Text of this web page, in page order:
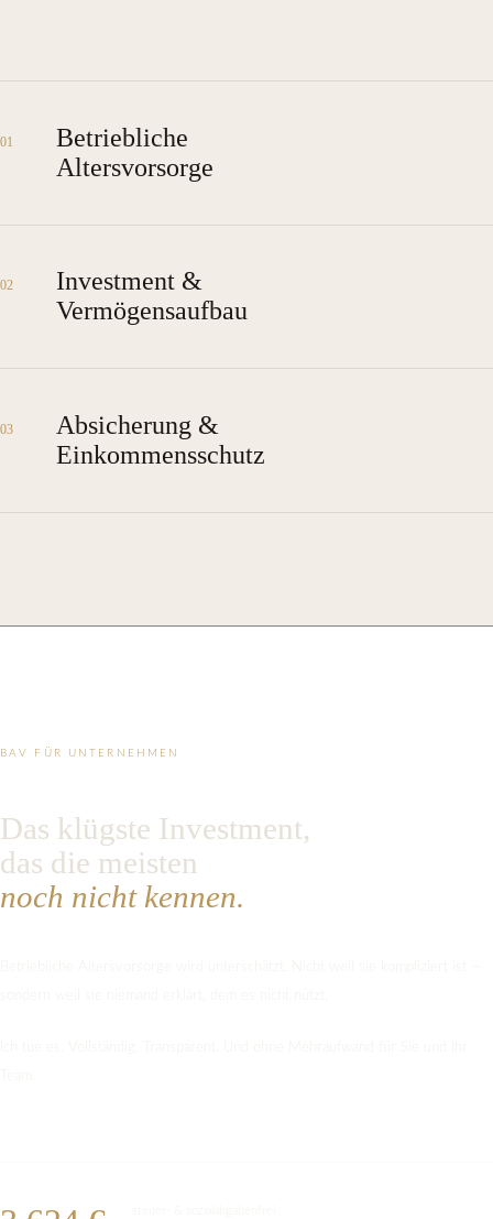
01
Betriebliche
Altersvorsorge
02
Investment &
Vermögensaufbau
03
Absicherung &
Einkommensschutz
BAV FÜR UNTERNEHMEN
Das klügste Investment,
das die meisten
noch nicht kennen.